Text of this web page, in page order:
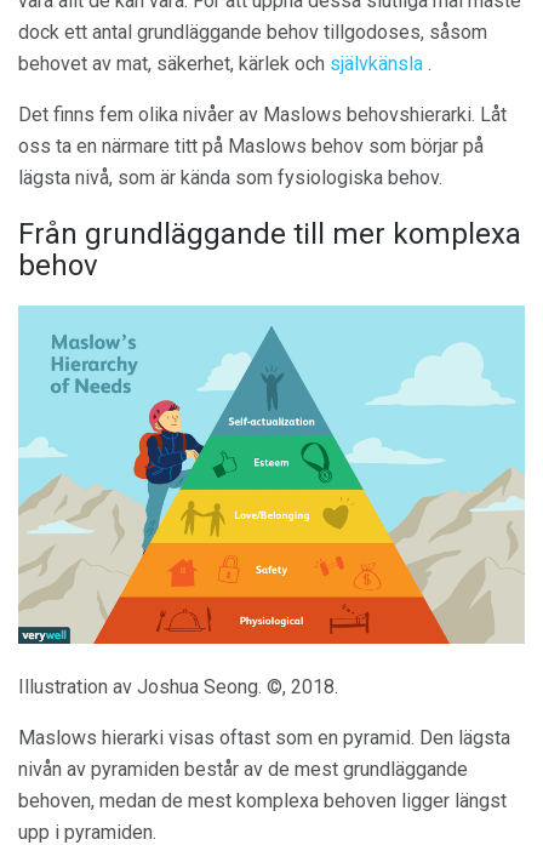
dock ett antal grundläggande behov tillgodoses, såsom
behovet av mat, säkerhet, kärlek och självkänsla .
Det finns fem olika nivåer av Maslows behovshierarki. Låt
oss ta en närmare titt på Maslows behov som börjar på
lägsta nivå, som är kända som fysiologiska behov.
Från grundläggande till mer komplexa
behov
Illustration av Joshua Seong. ©, 2018.
Maslows hierarki visas oftast som en pyramid. Den lägsta
nivån av pyramiden består av de mest grundläggande
behoven, medan de mest komplexa behoven ligger längst
upp i pyramiden.